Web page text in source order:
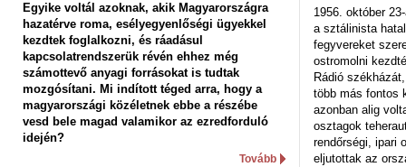
Egyike voltál azoknak, akik Magyarországra
hazatérve roma, esélyegyenlőségi ügyekkel
kezdtek foglalkozni, és ráadásul
kapcsolatrendszerük révén ehhez még
számottevő anyagi forrásokat is tudtak
mozgósítani. Mi indított téged arra, hogy a
magyarországi közéletnek ebbe a részébe
vesd bele magad valamikor az ezredforduló
idején?
Tovább
1956. október
a sztálinista
fegyvereket
ostromolni
Rádió
több más fontos
azonban alig
osztagok
rendőrségi, ipari
eljutottak az